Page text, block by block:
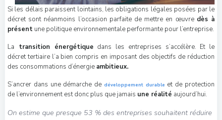
Si les délais paraissent lointains, les obligations légales posées par le
décret sont néanmoins l’occasion parfaite de mettre en œuvre dès à
présent une politique environnementale performante pour l’entreprise.
La transition énergétique dans les entreprises s’accélère. Et le
décret tertiaire l’a bien compris en imposant des objectifs de réduction
des consommations d’énergie ambitieux.
S’ancrer dans une démarche de développement durable et de protection
de l’environnement est donc plus que jamais une réalité aujourd’hui.
On estime que presque 53 % des entreprises souhaitent réduire